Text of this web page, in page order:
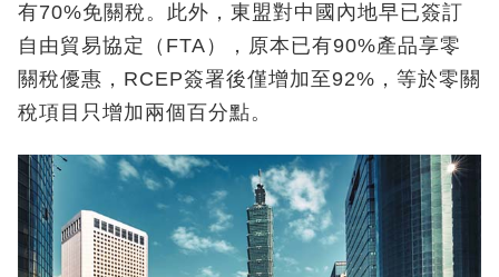
有70%免關稅。此外，東盟對中國內地早已簽訂
自由貿易協定（FTA），原本已有90%產品享零
關稅優惠，RCEP簽署後僅增加至92%，等於零關
稅項目只增加兩個百分點。